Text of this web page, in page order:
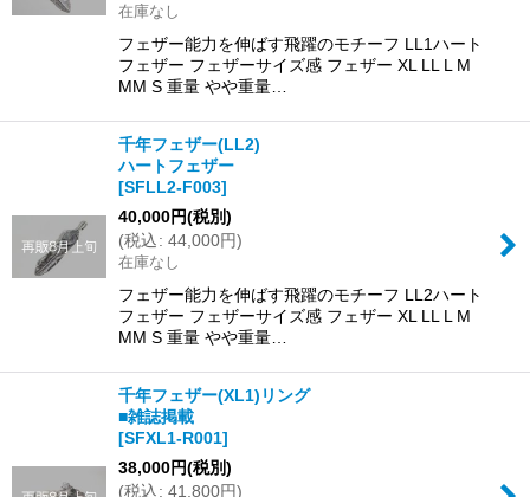
在庫なし
フェザー能力を伸ばす飛躍のモチーフ LL1ハート
フェザー フェザーサイズ感 フェザー XL LL L M
MM S 重量 やや重量…
千年フェザー(LL2)
ハートフェザー
[SFLL2-F003]
40,000円(税別)
(税込: 44,000円)
在庫なし
フェザー能力を伸ばす飛躍のモチーフ LL2ハート
フェザー フェザーサイズ感 フェザー XL LL L M
MM S 重量 やや重量…
千年フェザー(XL1)リング
■雑誌掲載
[SFXL1-R001]
38,000円(税別)
(税込: 41,800円)